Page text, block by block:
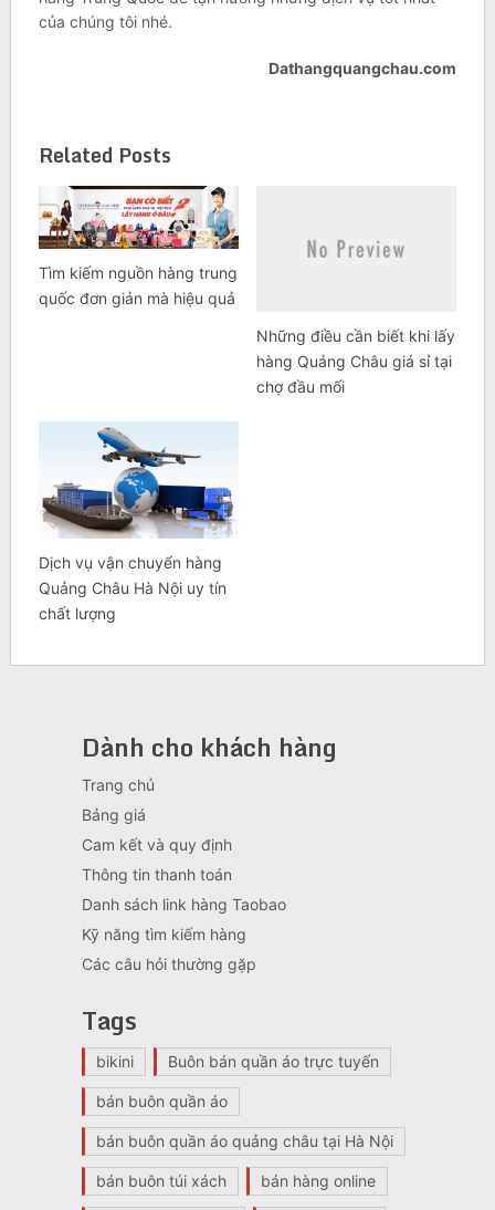
của chúng tôi nhé.
Dathangquangchau.com
Related Posts
Tìm kiếm nguồn hàng trung
quốc đơn giản mà hiệu quả
Những điều cần biết khi lấy
hàng Quảng Châu giá sỉ tại
chợ đầu mối
Dịch vụ vận chuyển hàng
Quảng Châu Hà Nội uy tín
chất lượng
Dành cho khách hàng
Trang chủ
Bảng giá
Cam kết và quy định
Thông tin thanh toán
Danh sách link hàng Taobao
Kỹ năng tìm kiếm hàng
Các câu hỏi thường gặp
Tags
bikini Buôn bán quần áo trực tuyến
bán buôn quần áo
bán buôn quần áo quảng châu tại Hà Nội
bán buôn túi xách bán hàng online